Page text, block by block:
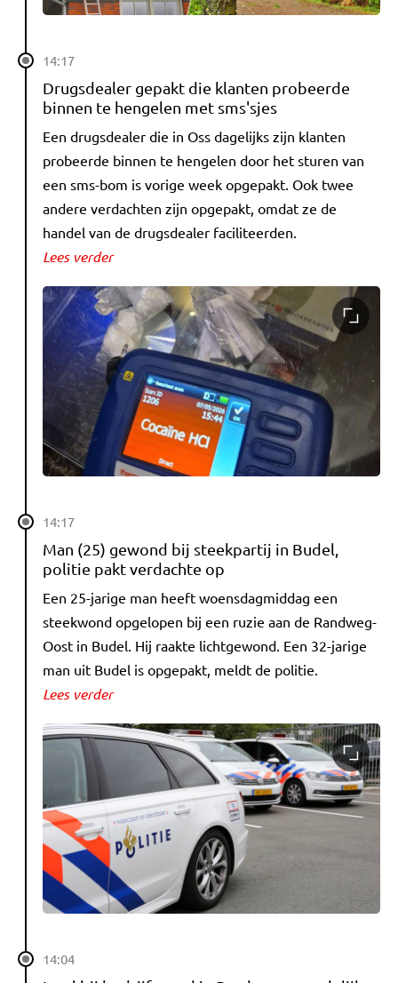
14:17
Drugsdealer gepakt die klanten probeerde
binnen te hengelen met sms'sjes
Een drugsdealer die in Oss dagelijks zijn klanten
probeerde binnen te hengelen door het sturen van
een sms-bom is vorige week opgepakt. Ook twee
andere verdachten zijn opgepakt, omdat ze de
handel van de drugsdealer faciliteerden.
Lees verder
14:17
Man (25) gewond bij steekpartij in Budel,
politie pakt verdachte op
Een 25-jarige man heeft woensdagmiddag een
steekwond opgelopen bij een ruzie aan de Randweg-
Oost in Budel. Hij raakte lichtgewond. Een 32-jarige
man uit Budel is opgepakt, meldt de politie.
Lees verder
14:04